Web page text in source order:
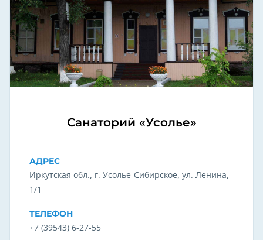
Санаторий «Усолье»
АДРЕС
Иркутская обл., г. Усолье-Сибирское, ул. Ленина,
1/1
ТЕЛЕФОН
+7 (39543) 6-27-55